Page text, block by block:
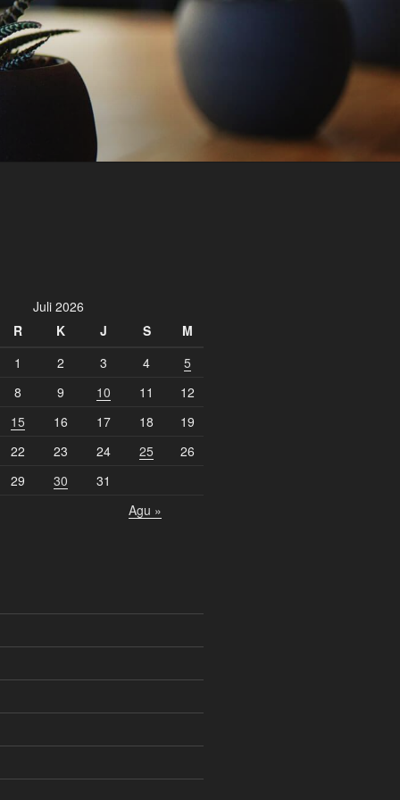
Juli 2026
R K J S
M
1
2 3 4
5
8 9 10 11
12
15 16 17 18
19
22 23 24 25
26
29 30
31
Agu »